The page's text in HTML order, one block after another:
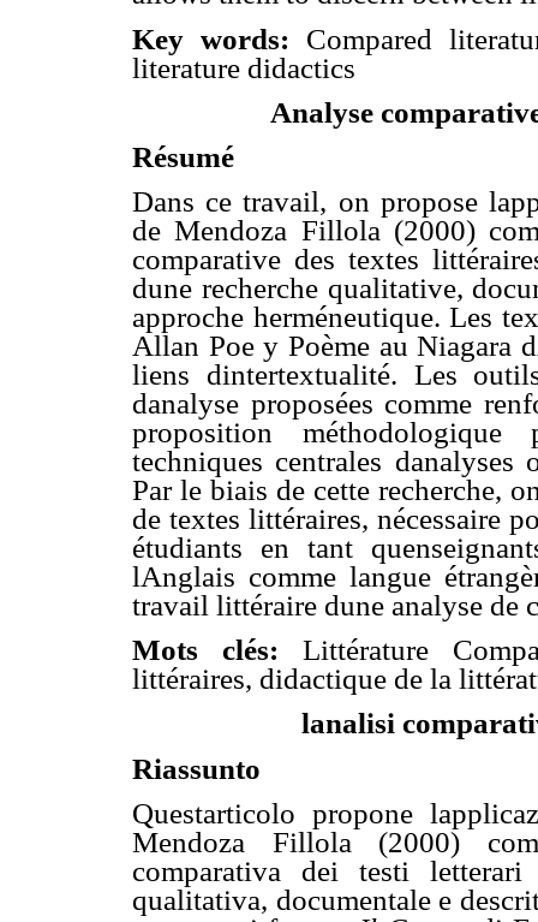
Key words: Compared
literature didactics
Analyse
Résumé
Dans ce travail, on propose
de Mendoza Fillola (2000)
comparative des textes
dune recherche qualitative,
approche herméneutique. Les
Allan Poe y Poème au Niagara
liens dintertextualité. Les
danalyse proposées comme
proposition
techniques centrales danalyses
Par le biais de cette recherche,
de textes littéraires, nécessaire
étudiants en tant
lAnglais comme langue
travail littéraire dune analyse de
Mots clés: Littérature
littéraires, didactique de la
lanalisi
Riassunto
Questarticolo propone
Mendoza Fillola (2000)
comparativa dei testi
qualitativa, documentale e